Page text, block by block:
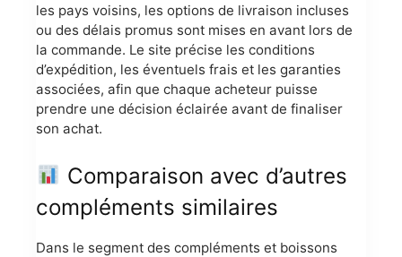
les pays voisins, les options de livraison incluses
ou des délais promus sont mises en avant lors de
la commande. Le site précise les conditions
d’expédition, les éventuels frais et les garanties
associées, afin que chaque acheteur puisse
prendre une décision éclairée avant de finaliser
son achat.
Comparaison avec d’autres
compléments similaires
Dans le segment des compléments et boissons